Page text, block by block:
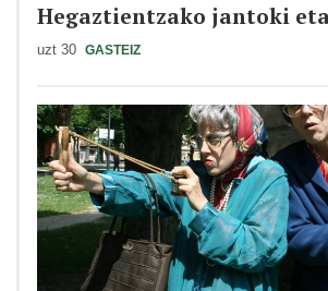
Hegaztientzako jantoki
uzt 30 GASTEIZ